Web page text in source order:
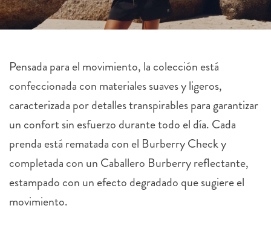
Pensada para el movimiento, la colección está
confeccionada con materiales suaves y ligeros,
caracterizada por detalles transpirables para garantizar
un confort sin esfuerzo durante todo el día. Cada
prenda está rematada con el BurberryCheck y
completada con un Caballero Burberryreflectante,
estampado con un efecto degradado que sugiere el
movimiento.